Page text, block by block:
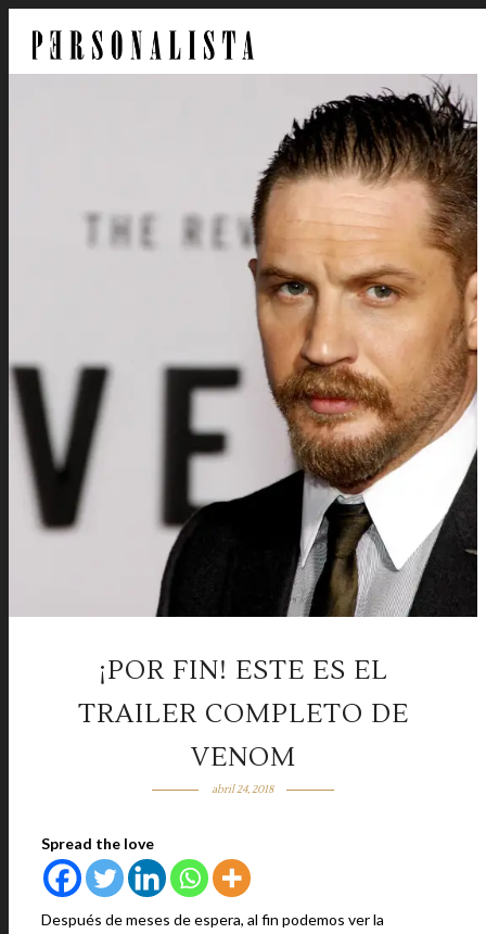
¡POR FIN! ESTE ES EL
TRAILER COMPLETO DE
VENOM
abril 24, 2018
Spread the love
Después de meses de espera, al fin podemos ver la